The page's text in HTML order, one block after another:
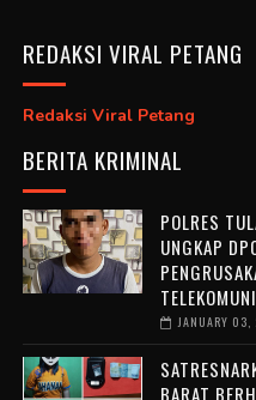
REDAKSI VIRAL PETANG
Redaksi Viral Petang
BERITA KRIMINAL
POLRES
UNGKAP
JANUARY
BARAT